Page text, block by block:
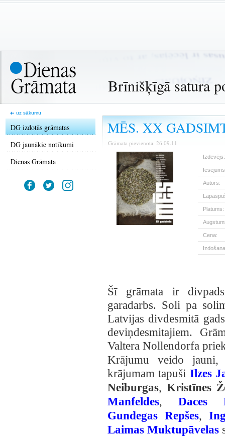
Brīnišķīgā satura
uz sākumu
DG izdotās grāmatas
DG jaunākie notikumi
Dienas Grāmata
MĒS. XX
Grāmata pievienota: 26.09.11
Izdevējs:
Autors:
Platums:
Cena:
Šī grāmata ir
garadarbs. Soli pa
Latvijas divdesmitā
deviņdesmitajiem.
Valtera Nollendorfa
Krājumu veido jauni,
krājumam tapuši Ilzes
Neiburgas, Kristīnes
Manfeldes, Daces
Gundegas Repšes,
Laimas Muktupāvelas